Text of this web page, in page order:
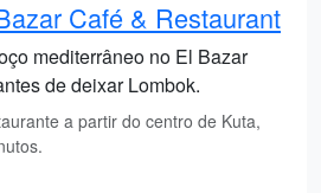
Café & Restaurant
mediterrâneo no El Bazar
de deixar Lombok.
a partir do centro de Kuta,